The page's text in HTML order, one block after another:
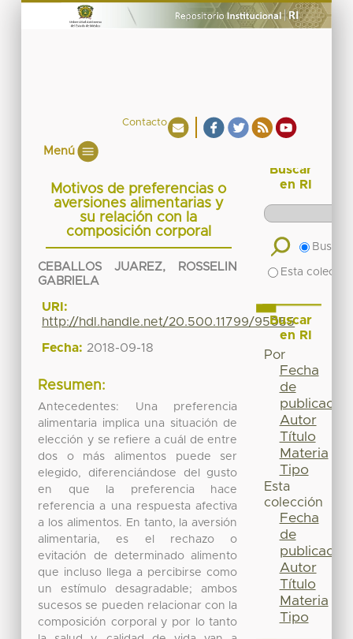
Contacto
Menú
Motivos de preferencias o
aversiones alimentarias y
su relación con la
composición corporal
CEBALLOS JUAREZ, ROSSELIN
GABRIELA
URI:
http://hdl.handle.net/20.500.11799/95055
Fecha: 2018-09-18
Resumen:
Antecedentes: Una preferencia
alimentaria implica una situación de
elección y se refiere a cuál de entre
dos o más alimentos puede ser
elegido, diferenciándose del gusto
en que la preferencia hace
referencia a una respuesta afectiva
a los alimentos. En tanto, la aversión
alimentaria, es el rechazo o
evitación de determinado alimento
que incluso llega a percibirse como
un estímulo desagradable; ambos
sucesos se pueden relacionar con la
composición corporal y por lo tanto
Buscar
en RI
Buscar
Esta
Buscar
en RI
Por
Fecha
de
publicación
Autor
Título
Materia
Tipo
Esta
colección
Fecha
de
publicación
Autor
Título
Materia
Tipo